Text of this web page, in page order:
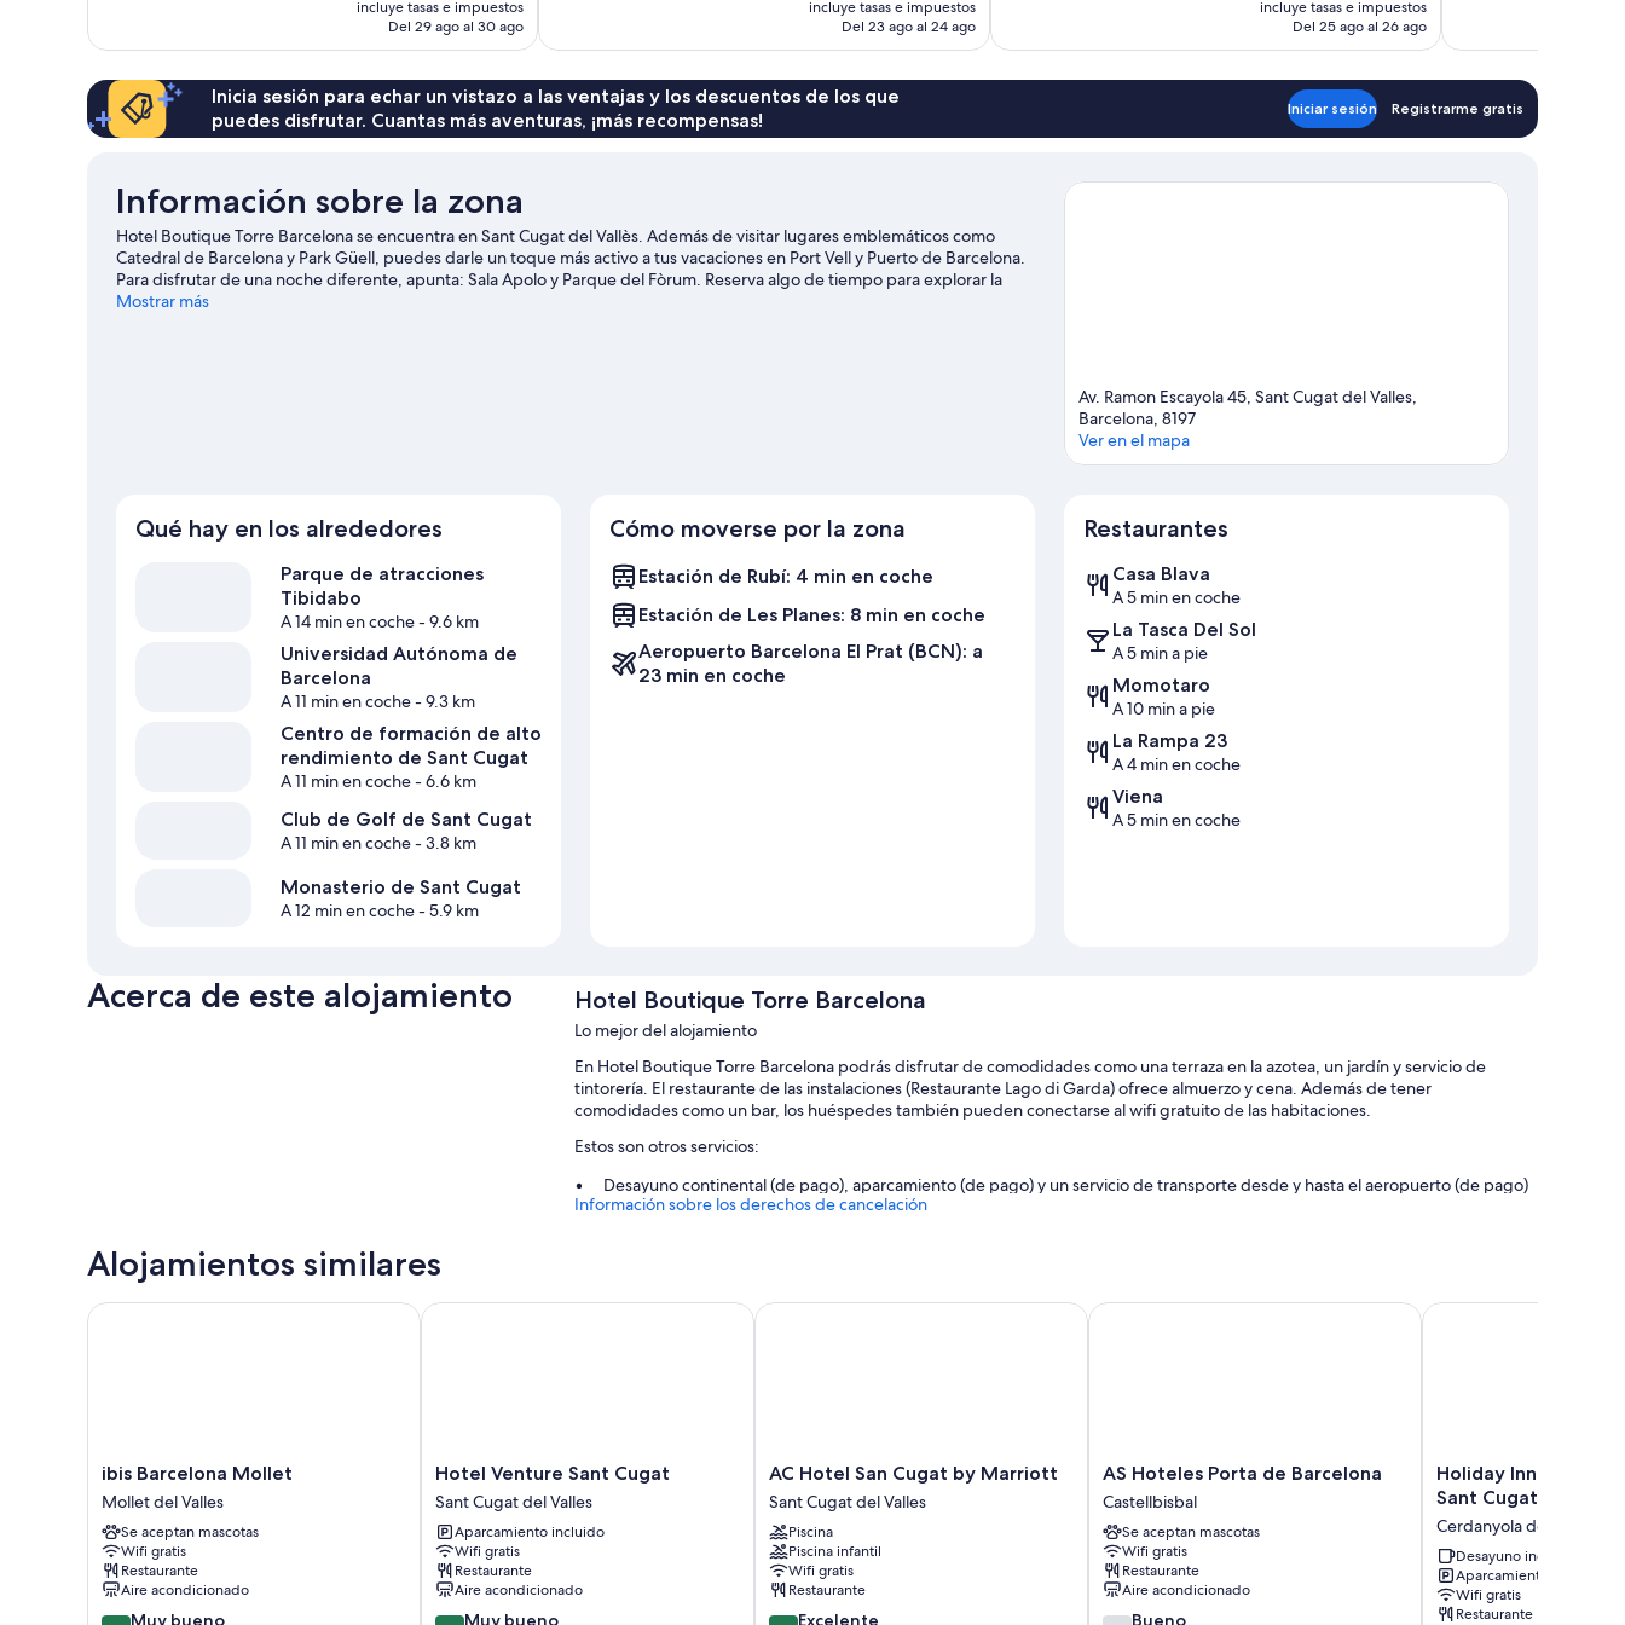
actual
362 €
incluye tasas e impuestos
Del 29 ago al 30 ago
actual
567 €
incluye tasas e impuestos
Del 23 ago al 24 ago
actual
400 €
incluye tasas e impuestos
Del 25 ago al 26 ago
Inicia sesión para echar un vistazo a las ventajas y los descuentos de los que
puedes disfrutar. Cuantas más aventuras, ¡más recompensas!
Iniciar sesión Registrarme gratis
Información sobre la zona
Hotel Boutique Torre Barcelona se encuentra en Sant Cugat del Vallès. Además de visitar lugares emblemáticos como
Catedral de Barcelona y Park Güell, puedes darle un toque más activo a tus vacaciones en Port Vell y Puerto de Barcelona.
Para disfrutar de una noche diferente, apunta: Sala Apolo y Parque del Fòrum. Reserva algo de tiempo para explorar la
naturaleza realizando actividades como las rutas a pie o en bicicleta.
Mostrar más
Av. Ramon Escayola 45, Sant Cugat del Valles,
Barcelona, 8197
Ver en el mapa
Qué hay en los alrededores
Parque de atracciones
Tibidabo
A 14 min en coche- 9.6 km
Universidad Autónoma de
Barcelona
A 11 min en coche- 9.3 km
Centro de formación de alto
rendimiento de Sant Cugat
A 11 min en coche- 6.6 km
Club de Golf de Sant Cugat
A 11 min en coche- 3.8 km
Monasterio de Sant Cugat
A 12 min en coche- 5.9 km
Cómo moverse por la zona
Estación de Rubí: 4 min en coche
Estación de Les Planes: 8 min en coche
Aeropuerto Barcelona El Prat (BCN): a
23 min en coche
Restaurantes
Casa Blava
A 5 min en coche
La Tasca Del Sol
A 5 min a pie
Momotaro
A 10 min a pie
La Rampa 23
A 4 min en coche
Viena
A 5 min en coche
Acerca de este alojamiento Hotel Boutique Torre Barcelona
Lo mejor del alojamiento
En Hotel Boutique Torre Barcelona podrás disfrutar de comodidades como una terraza en la azotea, un jardín y servicio de
tintorería. El restaurante de las instalaciones (Restaurante Lago di Garda) ofrece almuerzo y cena. Además de tener
comodidades como un bar, los huéspedes también pueden conectarse al wifi gratuito de las habitaciones.
Estos son otros servicios:
Desayuno continental (de pago), aparcamiento (de pago) y un servicio de transporte desde y hasta el aeropuerto (de pago)
Consigna de equipaje, asistencia turística y para la compra de entradas y servicios de conserjería
Armarios o roperos y servicio de limpieza diario
Información sobre los derechos de cancelación
Alojamientos similares
ibis
Barcelona
Mollet
Mollet
del
Valles
ibis Barcelona Mollet
Mollet del Valles
Se aceptan mascotas
Wifi gratis
Restaurante
Aire acondicionado
8.4 Muy bueno
ibis Barcelona Mollet
Hotel
Venture
Sant
Cugat
Sant
Cugat
del
Hotel Venture Sant Cugat
Sant Cugat del Valles
Aparcamiento incluido
Wifi gratis
Restaurante
Aire acondicionado
8.4 Muy bueno
Hotel Venture Sant Cugat
AC
Hotel
San
Cugat
by
Marriott
Sant
AC Hotel San Cugat by Marriott
Sant Cugat del Valles
Piscina
Piscina infantil
Wifi gratis
Restaurante
8.8 Excelente
AC Hotel San Cugat by Marriott
AS
Hoteles
Porta
de
Barcelona
Castellbisbal
AS Hoteles Porta de Barcelona
Castellbisbal
Se aceptan mascotas
Wifi gratis
Restaurante
Aire acondicionado
7.6 Bueno
AS Hoteles Porta de Barcelona
Holiday
Inn
Barcelona
-
Sant
Cugat
Holiday Inn Express
Sant Cugat by IHG
Cerdanyola del Valles
Desayuno incluido
Aparcamiento incluido
Wifi gratis
Restaurante
Holiday Inn Express